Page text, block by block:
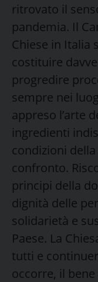
ritrovato il
pandemia. Il
Chiese in Italia
costituire
progredire
sempre nei
appreso l’arte
ingredienti
condizioni
confronto.
principi della
dignità delle
solidarietà e
Paese. La
tutti e
occorre, il